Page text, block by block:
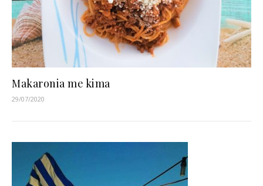
Makaronia me kima
29/07/2020